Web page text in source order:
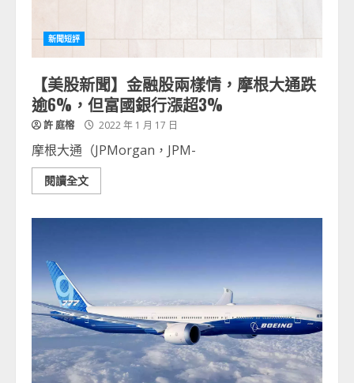
新聞短評
【美股新聞】金融股兩樣情，摩根大通跌
逾6%，但富國銀行漲超3%
許 庭榕 2022 年 1 月 17 日
摩根大通（JPMorgan，JPM-
閱讀全文